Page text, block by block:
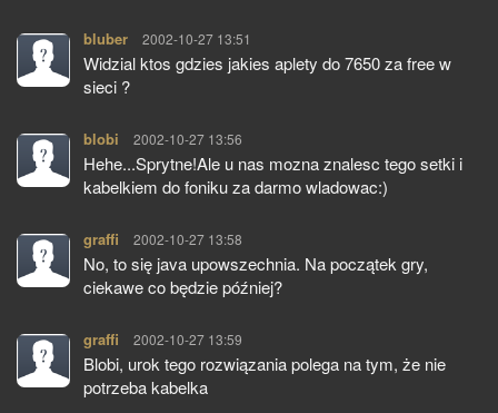
bluber pisze:
2002-10-27 13:51
Widzial ktos gdzies jakies aplety do 7650 za free w
sieci ?
blobi pisze:
2002-10-27 13:56
Hehe...Sprytne!Ale u nas mozna znalesc tego setki i
kabelkiem do foniku za darmo wladowac:)
graffi pisze:
2002-10-27 13:58
No, to się java upowszechnia. Na początek gry,
ciekawe co będzie później?
graffi pisze:
2002-10-27 13:59
Blobi, urok tego rozwiązania polega na tym, że nie
potrzeba kabelka